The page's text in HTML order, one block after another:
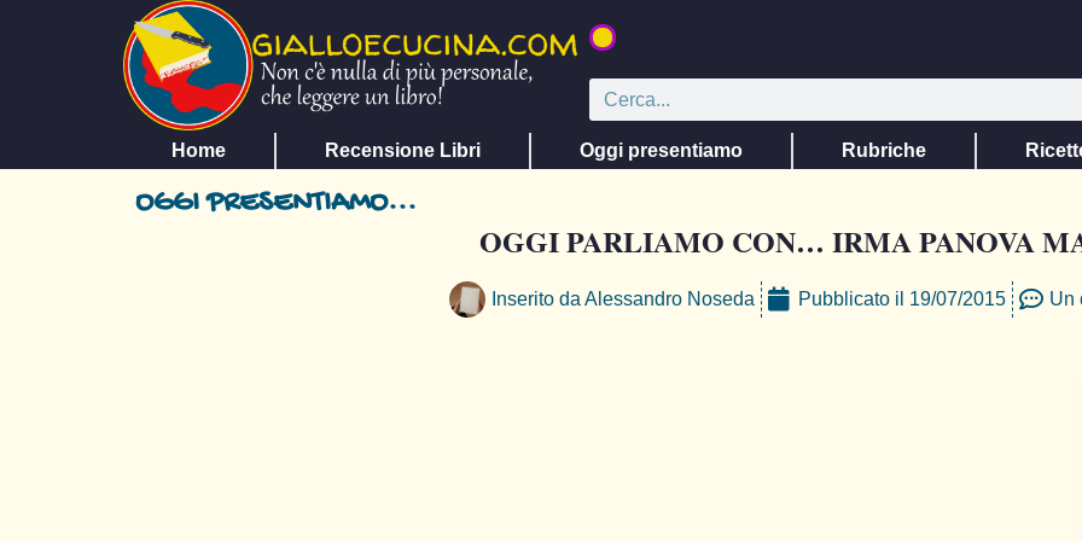
Home Recensione Libri Oggi presentiamo Rubriche
OGGI PRESENTIAMO...
OGGI PARLIAMO CON… IRMA PANOVA
Inserito da Alessandro Noseda Pubblicato il 19/07/2015 Un